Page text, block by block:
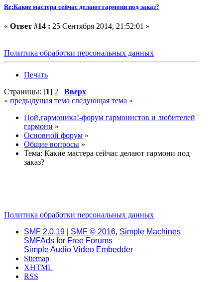
Re:Какие мастера сейчас делают гармони под заказ?
« Ответ #14 : 25 Сентября 2014, 21:52:01 »
Политика обработки персональных данных
Печать
Страницы: [1] 2
Вверх
« предыдущая тема следующая тема »
Пой,гармоника!-форум гармонистов и любителей
гармони »
Основной форум »
Общие вопросы »
Тема: Какие мастера сейчас делают гармони под
заказ?
Политика обработки персональных данных
SMF 2.0.19
SMF © 2016, Simple Machines
SMFAds for Free Forums
Simple Audio Video Embedder
Sitemap
XHTML
RSS